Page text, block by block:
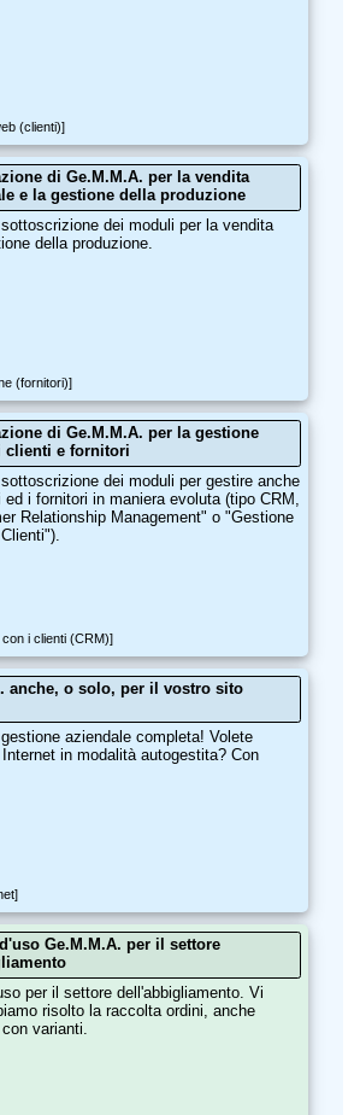
(clienti)]
di Ge.M.M.A. per la vendita
e la gestione della produzione
dei moduli per la vendita
della produzione.
(fornitori)]
di Ge.M.M.A. per la gestione
clienti e fornitori
dei moduli per gestire anche
i fornitori in maniera evoluta (tipo CRM,
Relationship Management" o "Gestione
i clienti (CRM)]
anche, o solo, per il vostro sito
aziendale completa! Volete
in modalità autogestita? Con
Ge.M.M.A. per il settore
per il settore dell'abbigliamento. Vi
risolto la raccolta ordini, anche
varianti.